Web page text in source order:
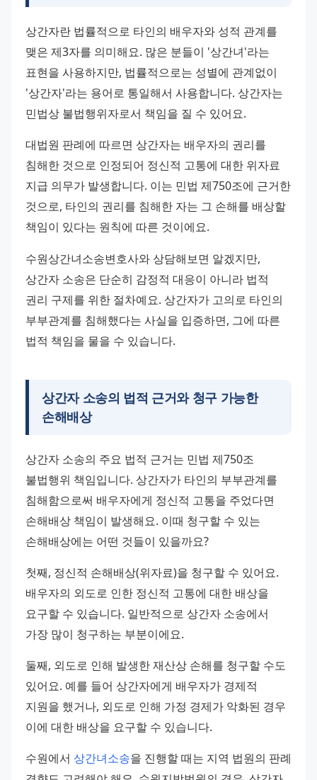
상간자란 법률적으로 타인의 배우자와 성적 관계를
맺은 제3자를 의미해요. 많은 분들이 '상간녀'라는
표현을 사용하지만, 법률적으로는 성별에 관계없이
'상간자'라는 용어로 통일해서 사용합니다. 상간자는
민법상 불법행위자로서 책임을 질 수 있어요.
대법원 판례에 따르면 상간자는 배우자의 권리를
침해한 것으로 인정되어 정신적 고통에 대한 위자료
지급 의무가 발생합니다. 이는 민법 제750조에 근거한
것으로, 타인의 권리를 침해한 자는 그 손해를 배상할
책임이 있다는 원칙에 따른 것이에요.
수원상간녀소송변호사와 상담해보면 알겠지만,
상간자 소송은 단순히 감정적 대응이 아니라 법적
권리 구제를 위한 절차예요. 상간자가 고의로 타인의
부부관계를 침해했다는 사실을 입증하면, 그에 따른
법적 책임을 물을 수 있습니다.
상간자 소송의 법적 근거와 청구 가능한
손해배상
상간자 소송의 주요 법적 근거는 민법 제750조
불법행위 책임입니다. 상간자가 타인의 부부관계를
침해함으로써 배우자에게 정신적 고통을 주었다면
손해배상 책임이 발생해요. 이때 청구할 수 있는
손해배상에는 어떤 것들이 있을까요?
첫째, 정신적 손해배상(위자료)을 청구할 수 있어요.
배우자의 외도로 인한 정신적 고통에 대한 배상을
요구할 수 있습니다. 일반적으로 상간자 소송에서
가장 많이 청구하는 부분이에요.
둘째, 외도로 인해 발생한 재산상 손해를 청구할 수도
있어요. 예를 들어 상간자에게 배우자가 경제적
지원을 했거나, 외도로 인해 가정 경제가 악화된 경우
이에 대한 배상을 요구할 수 있습니다.
수원에서 상간녀소송을 진행할 때는 지역 법원의 판례